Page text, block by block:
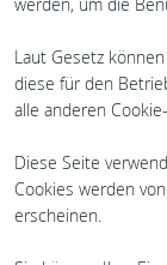
werden, um die
Laut Gesetz
diese für den
alle anderen
Diese Seite
Cookies werden
erscheinen.